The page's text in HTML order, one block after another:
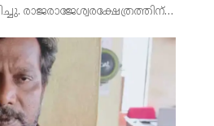
രാജരാജേശ്വരക്ഷേത്രത്തിന്